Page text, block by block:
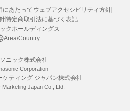
にあたって ウェブアクセシビリティ方針
特定商取引法に基づく表記
クホールディングス
Area/Country
ニック株式会社
Corporation
ケティング ジャパン株式会社
Japan Co., Ltd.